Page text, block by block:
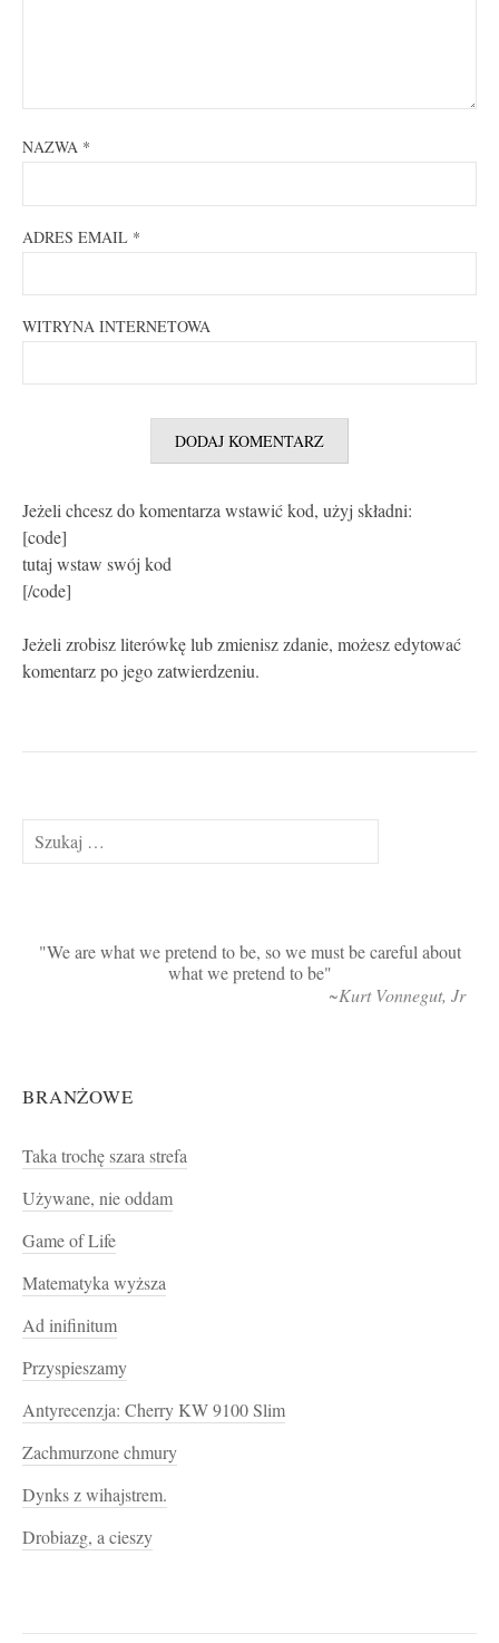
NAZWA *
ADRES EMAIL *
WITRYNA INTERNETOWA
Jeżeli chcesz do komentarza wstawić kod, użyj składni:
[code]
tutaj wstaw swój kod
[/code]
Jeżeli zrobisz literówkę lub zmienisz zdanie, możesz edytować
komentarz po jego zatwierdzeniu.
Szukaj:
We are what we pretend to be, so we must be careful about
what we pretend to be
~Kurt Vonnegut, Jr
BRANŻOWE
Taka trochę szara strefa
Używane, nie oddam
Game of Life
Matematyka wyższa
Ad inifinitum
Przyspieszamy
Antyrecenzja: Cherry KW 9100 Slim
Zachmurzone chmury
Dynks z wihajstrem.
Drobiazg, a cieszy